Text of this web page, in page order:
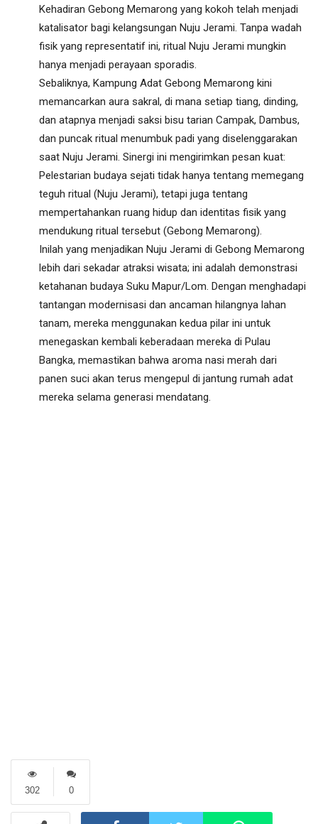
Kehadiran Gebong Memarong yang kokoh telah menjadi
katalisator bagi kelangsungan Nuju Jerami. Tanpa wadah
fisik yang representatif ini, ritual Nuju Jerami mungkin
hanya menjadi perayaan sporadis.
Sebaliknya, Kampung Adat Gebong Memarong kini
memancarkan aura sakral, di mana setiap tiang, dinding,
dan atapnya menjadi saksi bisu tarian Campak, Dambus,
dan puncak ritual menumbuk padi yang diselenggarakan
saat Nuju Jerami. Sinergi ini mengirimkan pesan kuat:
Pelestarian budaya sejati tidak hanya tentang memegang
teguh ritual (Nuju Jerami), tetapi juga tentang
mempertahankan ruang hidup dan identitas fisik yang
mendukung ritual tersebut (Gebong Memarong).
Inilah yang menjadikan Nuju Jerami di Gebong Memarong
lebih dari sekadar atraksi wisata; ini adalah demonstrasi
ketahanan budaya Suku Mapur/Lom. Dengan menghadapi
tantangan modernisasi dan ancaman hilangnya lahan
tanam, mereka menggunakan kedua pilar ini untuk
menegaskan kembali keberadaan mereka di Pulau
Bangka, memastikan bahwa aroma nasi merah dari
panen suci akan terus mengepul di jantung rumah adat
mereka selama generasi mendatang.
0
302